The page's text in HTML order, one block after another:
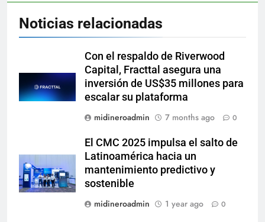
Noticias relacionadas
Con el respaldo de Riverwood
Capital, Fracttal asegura una
inversión de US$35 millones para
escalar su plataforma
midineroadmin
7 months ago 0
El CMC 2025 impulsa el salto de
Latinoamérica hacia un
mantenimiento predictivo y
sostenible
midineroadmin
1 year ago 0